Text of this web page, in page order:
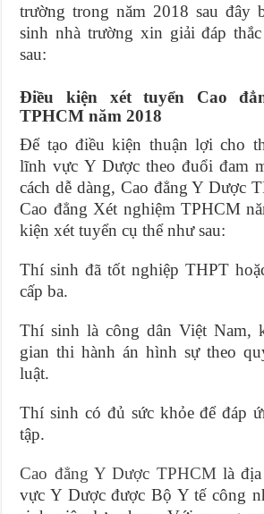
trường trong năm 2018 sau đây
sinh nhà trường xin giải đáp
sau:
Điều kiện xét tuyển Cao
TPHCM năm 2018
Để tạo điều kiện thuận lợi cho
lĩnh vực Y Dược theo đuổi đam
cách dễ dàng, Cao đẳng Y Dược
Cao đẳng Xét nghiệm TPHCM
kiện xét tuyển cụ thể như sau:
Thí sinh đã tốt nghiệp THPT
cấp ba.
Thí sinh là công dân Việt Nam,
gian thi hành án hình sự theo
luật.
Thí sinh có đủ sức khỏe để đáp
tập.
Cao đẳng Y Dược TPHCMlà địa
vực Y Dược được Bộ Y tế công